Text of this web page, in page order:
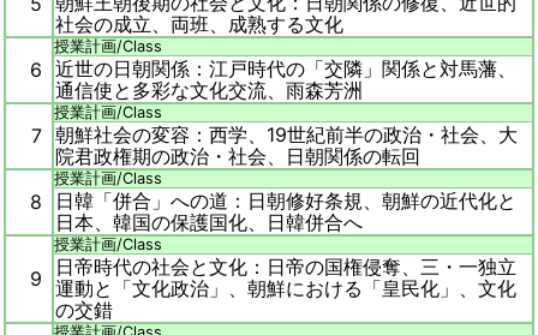
社会の成立、両班、成熟する文化
6
授業計画/Class
近世の日朝関係：江戸時代の「交隣」関係と対馬藩、
通信使と多彩な文化交流、雨森芳洲
7
授業計画/Class
朝鮮社会の変容：西学、19世紀前半の政治・社会、大
院君政権期の政治・社会、日朝関係の転回
8
授業計画/Class
日韓「併合」への道：日朝修好条規、朝鮮の近代化と
日本、韓国の保護国化、日韓併合へ
9
授業計画/Class
日帝時代の社会と文化：日帝の国権侵奪、三・一独立
運動と「文化政治」、朝鮮における「皇民化」、文化
の交錯